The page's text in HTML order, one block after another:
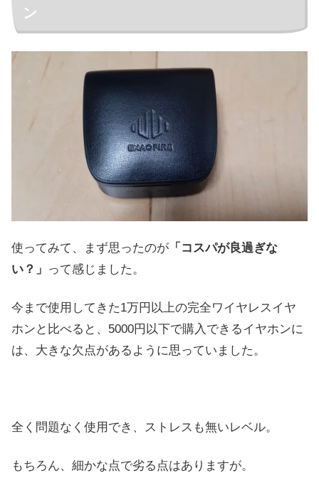
ン
使ってみて、まず思ったのが 「コスパが良過ぎな
い？」 って感じました。
今まで使用してきた1万円以上の完全ワイヤレスイヤ
ホンと比べると、5000円以下で購入できるイヤホンに
は、大きな欠点があるように思っていました。
全く問題なく使用でき、ストレスも無いレベル。
もちろん、細かな点で劣る点はありますが。